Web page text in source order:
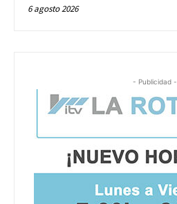
6 agosto 2026
- Publicidad -